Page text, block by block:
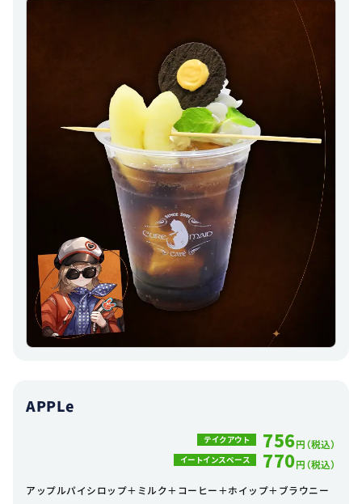
APPLe
テイクアウト 756円（税込）
イートインスペース 770円（税込）
アップルパイシロップ＋ミルク＋コーヒー＋ホイップ＋ブラウニー